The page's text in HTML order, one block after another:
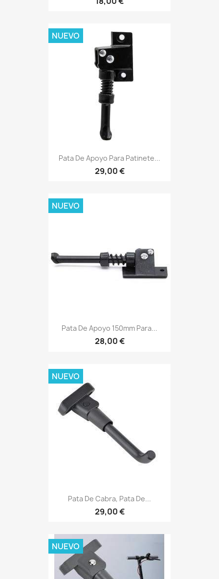
Pata De Apoyo Para Patinete...
29,00 €
NUEVO
Pata De Apoyo 150mm Para...
28,00 €
NUEVO
Pata De Cabra, Pata De...
29,00 €
NUEVO
NUEVO